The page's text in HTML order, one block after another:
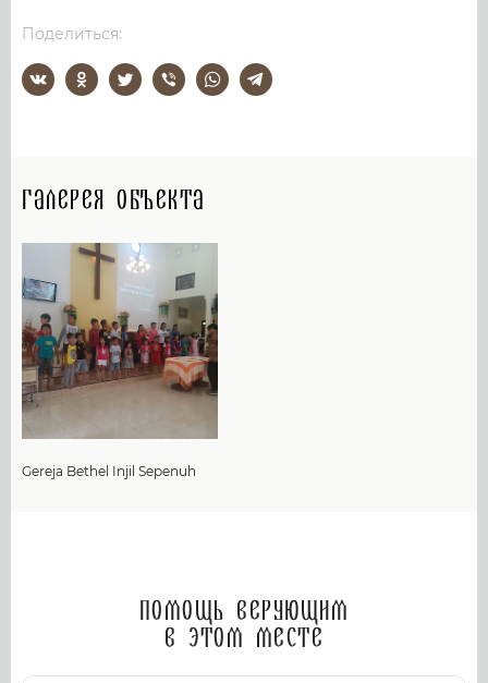
Поделиться:
Галерея объекта
Gereja Bethel Injil Sepenuh
Помощь верующим
в этом месте